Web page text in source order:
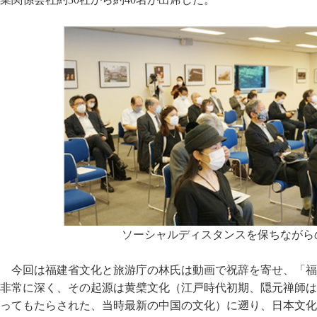
ソーシャルディスタンスを保ちなが
今回は福建省文化と旅游庁の林氏は動画で祝辞を寄せ、「
非常に深く、その起源は黄檗文化（江戸時代初期、隠元禅師
ってもたらされた、当時最新の中国の文化）に遡り、日本文